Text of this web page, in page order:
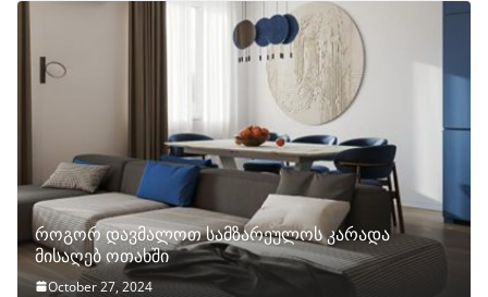
როგორ დავმალოთ სამზარეულოს კარადა
მისაღებ ოთახში
October 27, 2024